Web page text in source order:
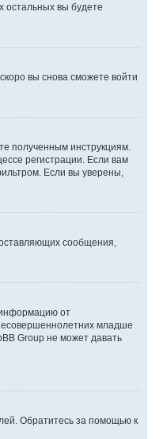
остальных вы будете
вы снова сможете войти
полученным инструкциям.
регистрации. Если вам
Если вы уверены,
сообщения,
информацию от
младше
Group не может давать
Обратитесь за помощью к